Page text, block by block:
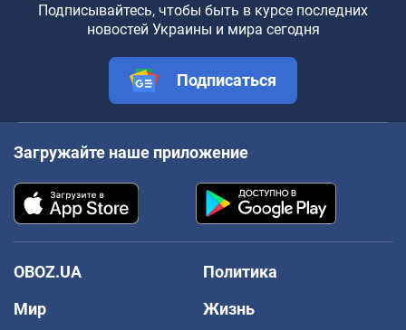
Подписывайтесь, чтобы быть в курсе последних
новостей Украины и мира сегодня
Подписаться
Загружайте наше приложение
OBOZ.UA
Политика
Мир
Жизнь